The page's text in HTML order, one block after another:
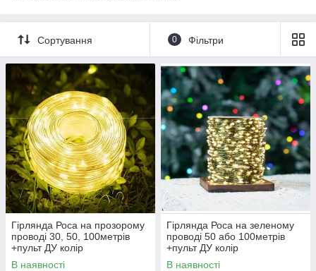
Сортування 0 Фільтри
Гірлянда Роса на прозорому
проводі 30, 50, 100метрів
+пульт ДУ колір
світінняТеплий Білий
В наявності
Гірлянда Роса на зеленому
проводі 50 або 100метрів
+пульт ДУ колір
світінняТеплий Білий
В наявності